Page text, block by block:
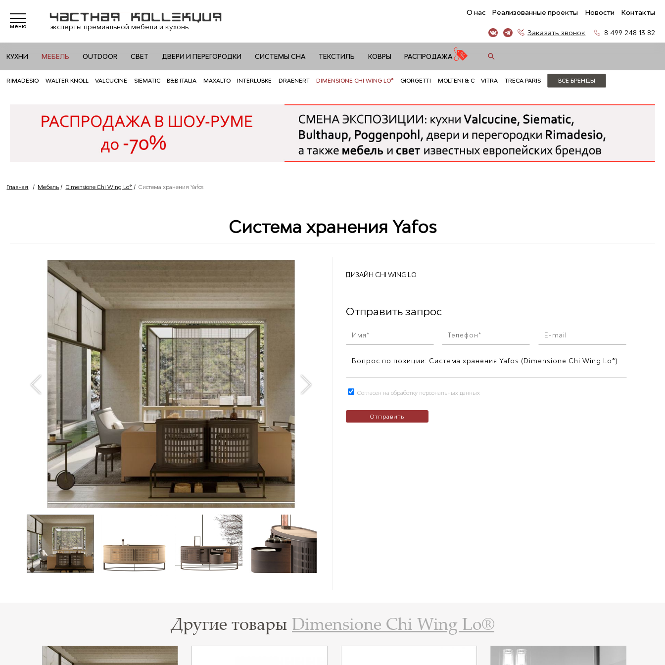
меню эксперты премиальной мебели и кухонь
О нас Реализованные проекты Новости Контакты
Заказать звонок 8 499 248 13 82
КУХНИ МЕБЕЛЬ OUTDOOR СВЕТ ДВЕРИ И ПЕРЕГОРОДКИ СИСТЕМЫ СНА ТЕКСТИЛЬ КОВРЫ РАСПРОДАЖА
RIMADESIO WALTER KNOLL VALCUCINE SIEMATIC B&B ITALIA MAXALTO INTERLUBKE DRAENERT DIMENSIONE CHI WING LO® GIORGETTI MOLTENI & C VITRA TRECA PARIS ВСЕ БРЕНДЫ
Главная / Мебель / Dimensione Chi Wing Lo® /Система хранения Yafos
Система хранения Yafos
ДИЗАЙН CHI WING LO
Отправить запрос
Согласен на обработку персональных данных
Другие товары Dimensione Chi Wing Lo®